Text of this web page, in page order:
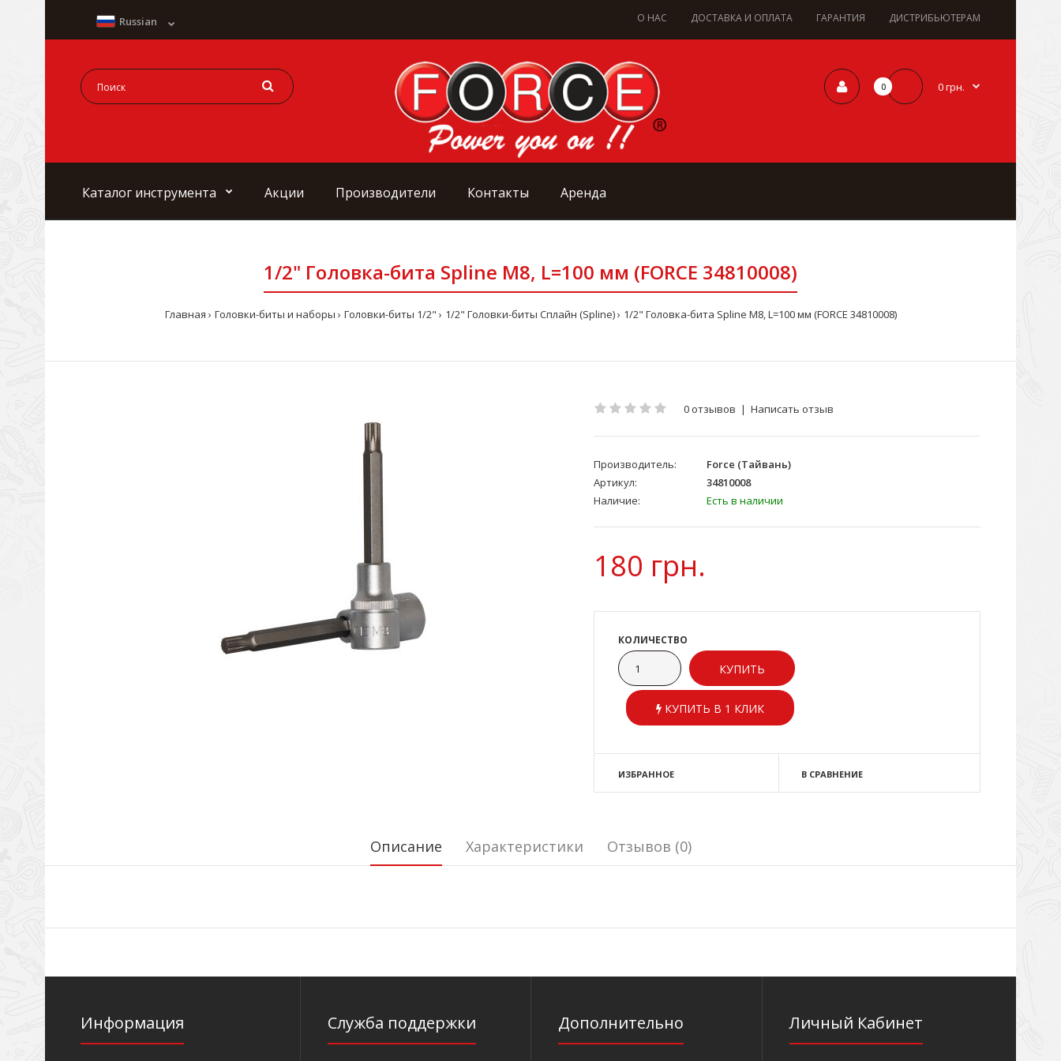
О НАС ДОСТАВКА И ОПЛАТА ГАРАНТИЯ ДИСТРИБЬЮТЕРАМ
Russian
0 0 грн.
Каталог инструмента Акции Производители Контакты Аренда
1/2" Головка-бита Spline М8, L=100 мм (FORCE 34810008)
Главная Головки-биты и наборы Головки-биты 1/2" 1/2" Головки-биты Сплайн (Spline) 1/2" Головка-бита Spline М8, L=100 мм (FORCE 34810008)
0 отзывов | Написать отзыв
Производитель:
Force (Тайвань)
Артикул:
34810008
Наличие:
Есть в наличии
180 грн.
КОЛИЧЕСТВО
КУПИТЬ В 1 КЛИК
ИЗБРАННОЕ В СРАВНЕНИЕ
Описание Характеристики Отзывов (0)
Информация Служба поддержки Дополнительно Личный Кабинет